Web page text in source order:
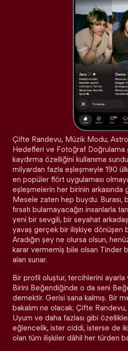
Çifte Randevu, Müzik Modu,
Hedefleri ve Fotoğraf Doğrulama
kaydırma özelliğini kullanıma
milyardan fazla eşleşmeyle 190
en popüler flört uygulaması
eşleşmelerin her birinin arkasında
Mesele zaten hep buydu. Burası,
fırsatı bulamayacağın insanlarla
yeni bir sevgili, bir seyahat
yavaş gerçek bir ilişkiye dönüşen
Aradığın şey ne olursa olsun,
karar vermemiş bile olsan Tinder
alan sunar.
Bir profil oluştur, tercihlerini ayarla
Birini Beğendiğinde o da seni
demektir. Gerisi sana kalmış. Bir
bakalım ne olacak. Çifte
Uyum ve daha fazlası gibi
eğlencelik, ister ciddi, isterse de
olan tüm ilişkiler dâhil her türden